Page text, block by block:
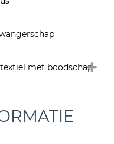
met boodschap